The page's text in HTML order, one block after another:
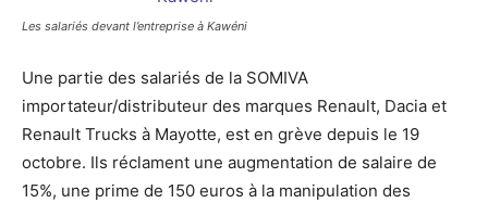
Les salariés devant l’entreprise à Kawéni
Une partie des salariés de la SOMIVA
importateur/distributeur des marques Renault, Dacia et
Renault Trucks à Mayotte, est en grève depuis le 19
octobre. Ils réclament une augmentation de salaire de
15%, une prime de 150 euros à la manipulation des